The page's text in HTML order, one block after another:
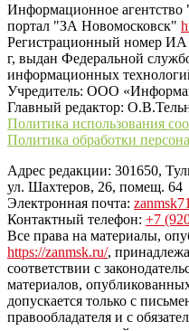
Информационное
портал "ЗА Новомосковск"
Регистрационный номер
г, выдан Федеральной
информационных
Учредитель: ООО
Главный редактор:
Политика использования
Политика обработки
Адрес редакции: 301650,
ул. Шахтеров, 26, помещ. 64
Электронная почта:
Контактный телефон: +7
Все права на материалы,
https://zanmsk.ru/,
соответствии с
материалов,
допускается только с
правообладателя и с